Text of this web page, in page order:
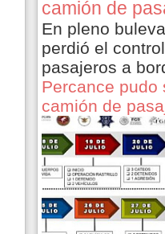
camión de
En pleno
perdió el
pasajeros a
Percance pudo
camión de